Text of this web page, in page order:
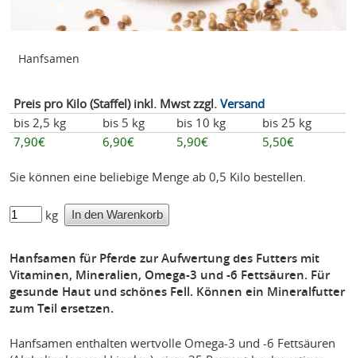
Hanfsamen
Preis pro Kilo (Staffel) inkl. Mwst zzgl. Versand
bis 2,5 kg
bis 5 kg bis 10 kg
bis 25 kg
7,90€
6,90€ 5,90€ 5,50€
Sie können eine beliebige Menge ab 0,5 Kilo bestellen.
kg
Hanfsamen für Pferde zur Aufwertung des Futters mit
Vitaminen, Mineralien, Omega-3 und -6 Fettsäuren. Für
gesunde Haut und schönes Fell. Können ein Mineralfutter
zum Teil ersetzen.
Hanfsamen enthalten wertvolle Omega-3 und -6 Fettsäuren